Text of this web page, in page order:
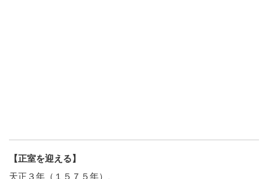
【正室を迎える】
天正３年（１５７５年）、